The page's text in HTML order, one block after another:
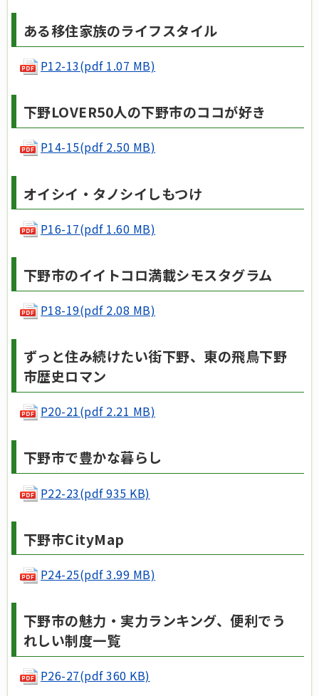
ある移住家族のライフスタイル
P12-13(pdf 1.07 MB)
下野LOVER50人の下野市のココが好き
P14-15(pdf 2.50 MB)
オイシイ・タノシイしもつけ
P16-17(pdf 1.60 MB)
下野市のイイトコロ満載シモスタグラム
P18-19(pdf 2.08 MB)
ずっと住み続けたい街下野、東の飛鳥下野
市歴史ロマン
P20-21(pdf 2.21 MB)
下野市で豊かな暮らし
P22-23(pdf 935 KB)
下野市CityMap
P24-25(pdf 3.99 MB)
下野市の魅力・実力ランキング、便利でう
れしい制度一覧
P26-27(pdf 360 KB)